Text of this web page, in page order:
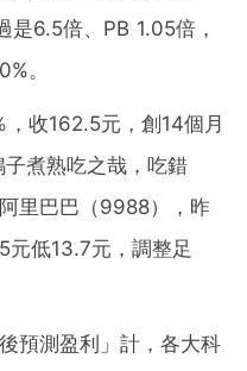
6.5倍、PB 1.05倍，
。
收162.5元，創14個月
煮熟吃之哉，吃錯
里巴巴（9988），昨
元低13.7元，調整足
預測盈利」計，各大科